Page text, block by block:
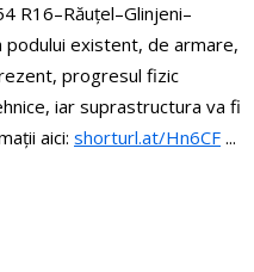
R16–Răuțel–Glinjeni–
existent, de armare,
progresul fizic
iar suprastructura va fi
aici: shorturl.at/Hn6CF ...